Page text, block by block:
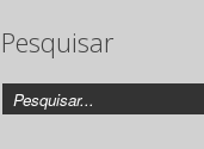
Pesquisar